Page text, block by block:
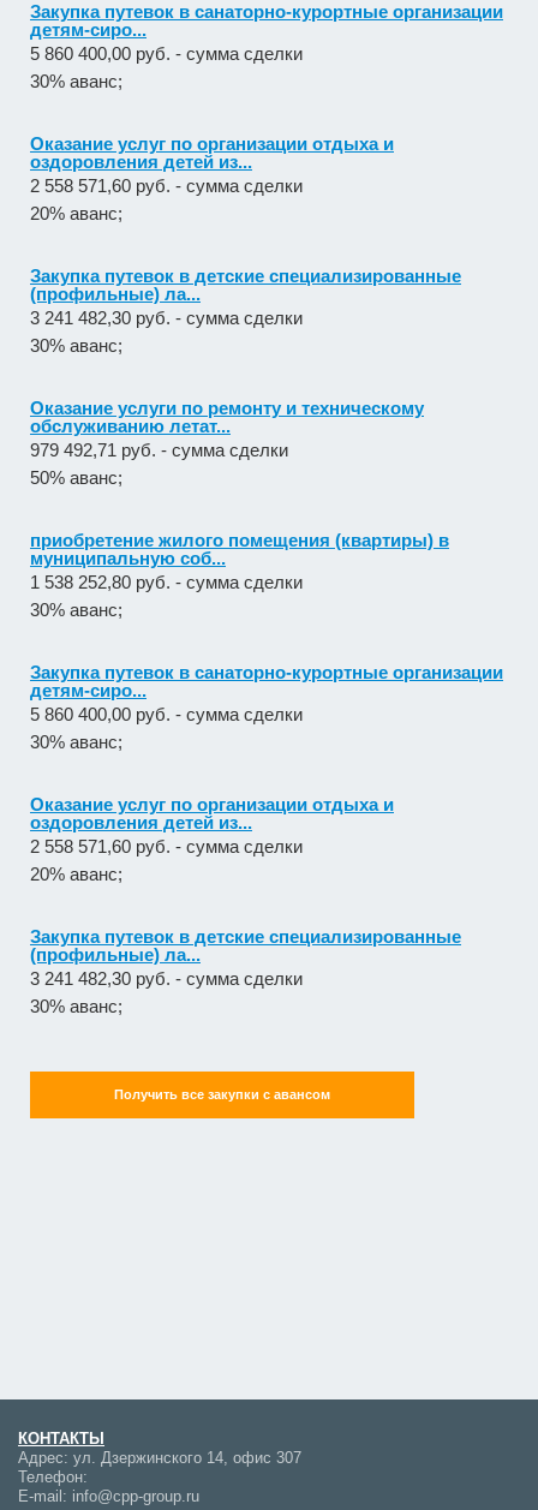
Закупка путевок в санаторно-курортные организации
детям-сиро...
5 860 400,00 руб. - сумма сделки
30% аванс;
Оказание услуг по организации отдыха и
оздоровления детей из...
2 558 571,60 руб. - сумма сделки
20% аванс;
Закупка путевок в детские специализированные
(профильные) ла...
3 241 482,30 руб. - сумма сделки
30% аванс;
Оказание услуги по ремонту и техническому
обслуживанию летат...
979 492,71 руб. - сумма сделки
50% аванс;
приобретение жилого помещения (квартиры) в
муниципальную соб...
1 538 252,80 руб. - сумма сделки
30% аванс;
Закупка путевок в санаторно-курортные организации
детям-сиро...
5 860 400,00 руб. - сумма сделки
30% аванс;
Оказание услуг по организации отдыха и
оздоровления детей из...
2 558 571,60 руб. - сумма сделки
20% аванс;
Закупка путевок в детские специализированные
(профильные) ла...
3 241 482,30 руб. - сумма сделки
30% аванс;
Получить все закупки с авансом
КОНТАКТЫ
Адрес: ул. Дзержинского 14, офис 307
Телефон:
E-mail: info@cpp-group.ru